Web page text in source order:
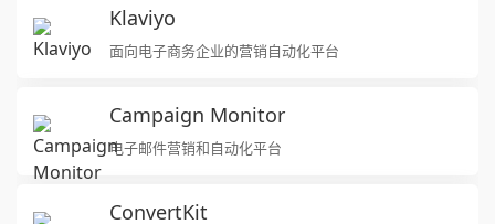
Klaviyo
面向电子商务企业的营销自动化平台
Campaign Monitor
电子邮件营销和自动化平台
ConvertKit